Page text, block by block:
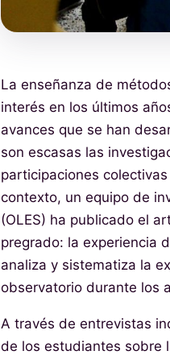
La enseñanza de
interés en los últimos
avances que se han
son escasas las
participaciones
contexto, un equipo de
(OLES) ha publicado el
pregrado: la experiencia
analiza y sistematiza la
observatorio durante los
A través de entrevistas
de los estudiantes sobre